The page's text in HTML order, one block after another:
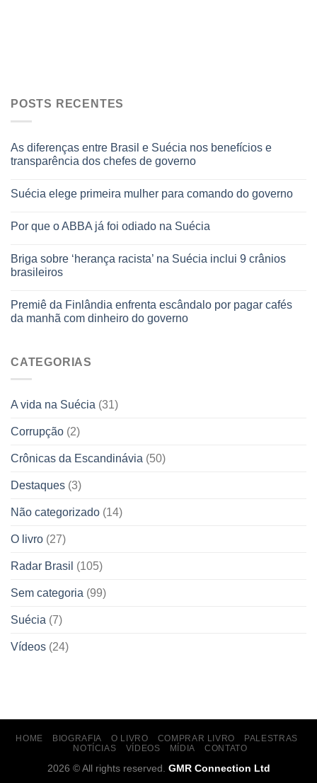
POSTS RECENTES
As diferenças entre Brasil e Suécia nos benefícios e
transparência dos chefes de governo
Suécia elege primeira mulher para comando do governo
Por que o ABBA já foi odiado na Suécia
Briga sobre ‘herança racista’ na Suécia inclui 9 crânios
brasileiros
Premiê da Finlândia enfrenta escândalo por pagar cafés
da manhã com dinheiro do governo
CATEGORIAS
A vida na Suécia (31)
Corrupção (2)
Crônicas da Escandinávia (50)
Destaques (3)
Não categorizado (14)
O livro (27)
Radar Brasil (105)
Sem categoria (99)
Suécia (7)
Vídeos (24)
HOME BIOGRAFIA O LIVRO COMPRAR LIVRO
PALESTRAS
NOTÍCIAS
VÍDEOS MÍDIA CONTATO
2026 © All rights reserved. GMR Connection Ltd